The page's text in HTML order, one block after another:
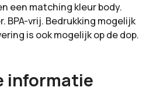
een matching kleur body.
BPA-vrij. Bedrukking mogelijk
is ook mogelijk op de dop.
informatie